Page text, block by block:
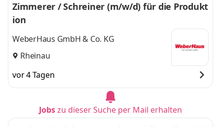
Zimmerer / Schreiner (m/w/d) für die Produkt
ion
WeberHaus GmbH & Co. KG
Rheinau
vor 4 Tagen
Jobszu dieser Suche per Mail erhalten